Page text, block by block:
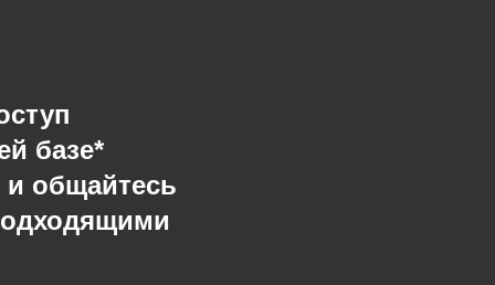
базе*
и общайтесь